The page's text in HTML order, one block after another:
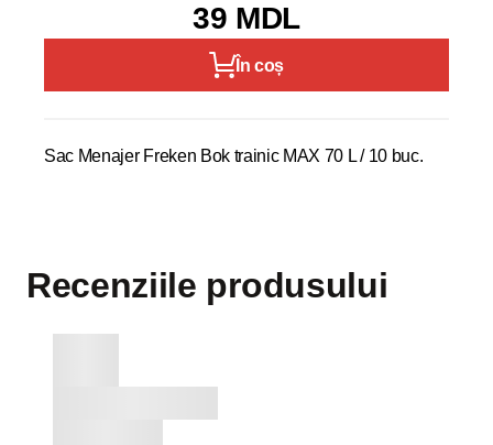
39 MDL
În coș
Sac Menajer Freken Bok trainic MAX 70 L / 10 buc.
Recenziile produsului